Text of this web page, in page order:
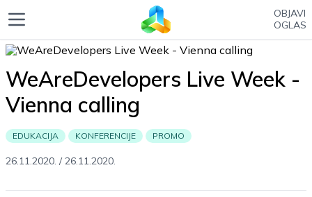
OBJAVI
OGLAS
WeAreDevelopers Live Week -
Vienna calling
EDUKACIJA KONFERENCIJE PROMO
26.11.2020. /26.11.2020.